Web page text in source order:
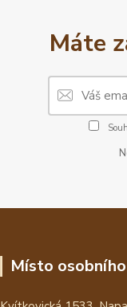
Máte
Místo